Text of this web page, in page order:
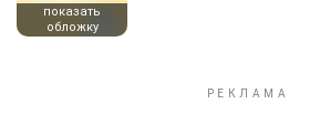
показать
обложку